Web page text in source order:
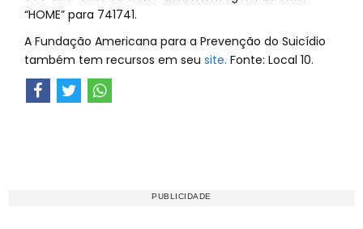
“HOME” para 741741.
A Fundação Americana para a Prevenção do Suicídio
também tem recursos em seu site. Fonte: Local 10.